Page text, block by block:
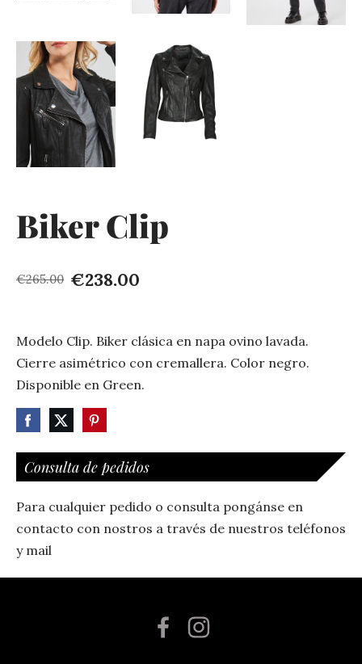
Consulta de pedidos
Para cualquier pedido o consulta pongánse en
contacto con nostros a través de nuestros teléfonos
y mail
Biker Clip
€265.00 €238.00
Modelo Clip. Biker clásica en napa ovino lavada.
Cierre asimétrico con cremallera. Color negro.
Disponible en Green.